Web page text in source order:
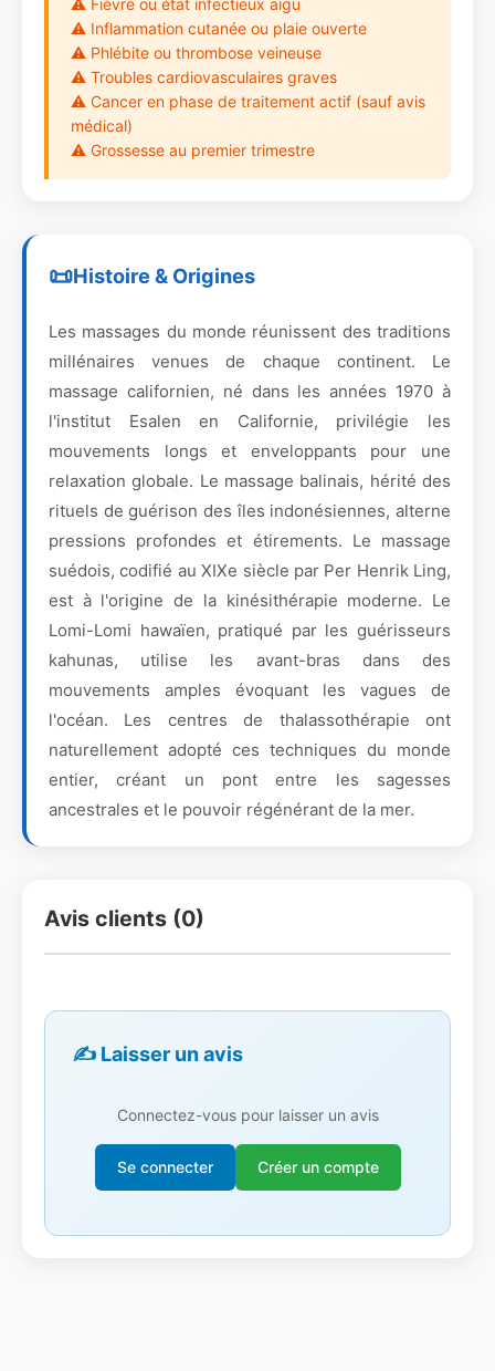
⚠ Fièvre ou état infectieux aigu
⚠ Inflammation cutanée ou plaie ouverte
⚠ Phlébite ou thrombose veineuse
⚠ Troubles cardiovasculaires graves
⚠ Cancer en phase de traitement actif (sauf avis
médical)
⚠ Grossesse au premier trimestre
Histoire & Origines
Les massages du monde réunissent des traditions
millénaires venues de chaque continent. Le
massage californien, né dans les années 1970 à
l'institut Esalen en Californie, privilégie les
mouvements longs et enveloppants pour une
relaxation globale. Le massage balinais, hérité des
rituels de guérison des îles indonésiennes, alterne
pressions profondes et étirements. Le massage
suédois, codifié au XIXe siècle par Per Henrik Ling,
est à l'origine de la kinésithérapie moderne. Le
Lomi-Lomi hawaïen, pratiqué par les guérisseurs
kahunas, utilise les avant-bras dans des
mouvements amples évoquant les vagues de
l'océan. Les centres de thalassothérapie ont
naturellement adopté ces techniques du monde
entier, créant un pont entre les sagesses
ancestrales et le pouvoir régénérant de la mer.
Avis clients (0)
✍️ Laisser un avis
Connectez-vous pour laisser un avis
Se connecter Créer un compte